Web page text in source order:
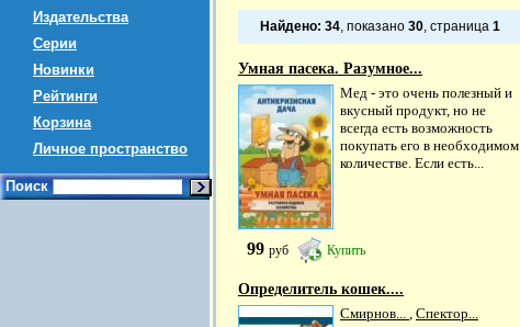
Издательства
Серии
Новинки
Рейтинги
Корзина
Личное пространство
Поиск
Найдено: 34, показано 30, страница 1
Умная пасека. Разумное...
Мед - это очень полезный и
вкусный продукт, но не
всегда есть возможность
покупать его в необходимом
количестве. Если есть...
99 руб Купить
Определитель кошек....
Смирнов... , Спектор...